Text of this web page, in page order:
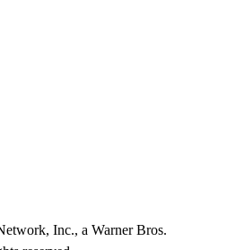
Inc., a Warner Bros.